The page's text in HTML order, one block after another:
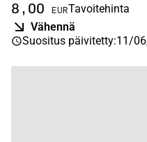
8,00 EURTavoitehinta
Vähennä
Suositus päivitetty:11/